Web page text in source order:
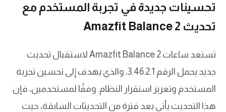
تحسينات جديدة في تجربة المستخدم مع
تحديث Amazfit Balance 2
تستعد ساعات Amazfit Balance 2 لاستقبال تحديث
جديد يحمل الرقم 3.46.2.1، والذي يهدف إلى تحسين تجربة
المستخدم وتعزيز استقرار النظام. وفقًا لمستخدمين، فإن
هذا التحديث يأتي بعد فترة من التحديثات السابقة، حيث